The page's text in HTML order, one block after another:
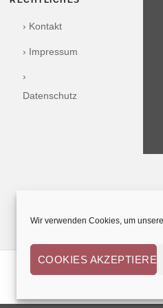
Wir verwenden Cookies, um
COOKIES AKZEPTIEREN
› Kontakt
› Impressum
›
Datenschutz